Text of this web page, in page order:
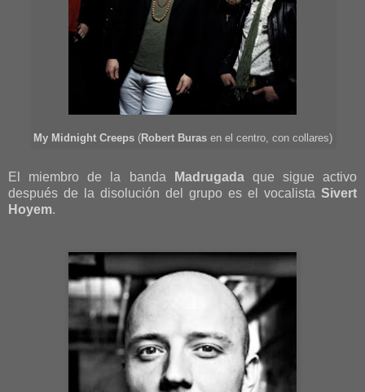
My Midnight Creeps(Robert Burasen el centro, con collares)
El miembro de la banda Madrugadaque sigue activo
después de la disolución del grupo es el vocalista Sivert
Hoyem.